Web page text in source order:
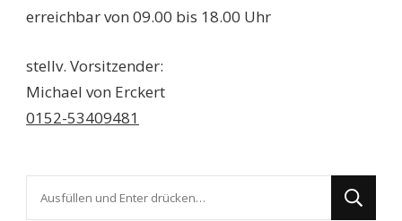
erreichbar von 09.00 bis 18.00 Uhr
stellv. Vorsitzender:
Michael von Erckert
0152-53409481